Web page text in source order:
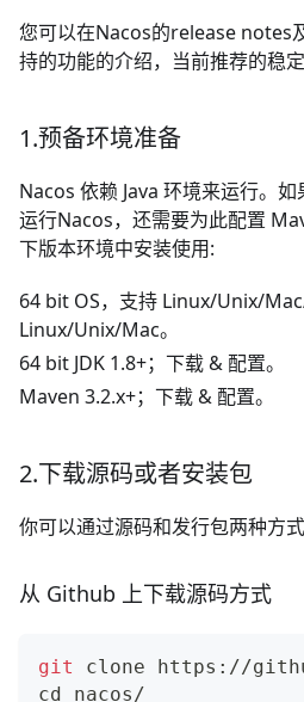
您可以在Nacos的release notes
持的功能的介绍，当前推荐的稳定
1.预备环境准备
Nacos 依赖 Java 环境来运行。
运行Nacos，还需要为此配置
下版本环境中安装使用:
64 bit OS，支持 Linux/Unix/
Linux/Unix/Mac。
64 bit JDK 1.8+； 下载& 配置。
Maven 3.2.x+； 下载& 配置。
2.下载源码或者安装包
你可以通过源码和发行包两种方
从 Github 上下载源码方式
git
clone https://
cd nacos/